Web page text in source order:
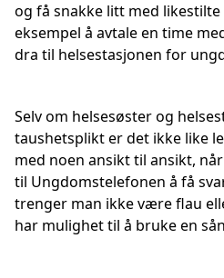
og få snakke litt med
eksempel å avtale en time
dra til helsestasjonen for
Selv om helsesøster og
taushetsplikt er det ikke like
med noen ansikt til ansikt,
til Ungdomstelefonen å få
trenger man ikke være flau
har mulighet til å bruke en